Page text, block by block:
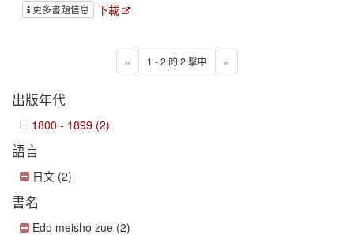
更多書題信息 下載
« 1 - 2 的 2 擊中 »
出版年代
1800 - 1899 (2)
語言
日文 (2)
書名
Edo meisho zue (2)